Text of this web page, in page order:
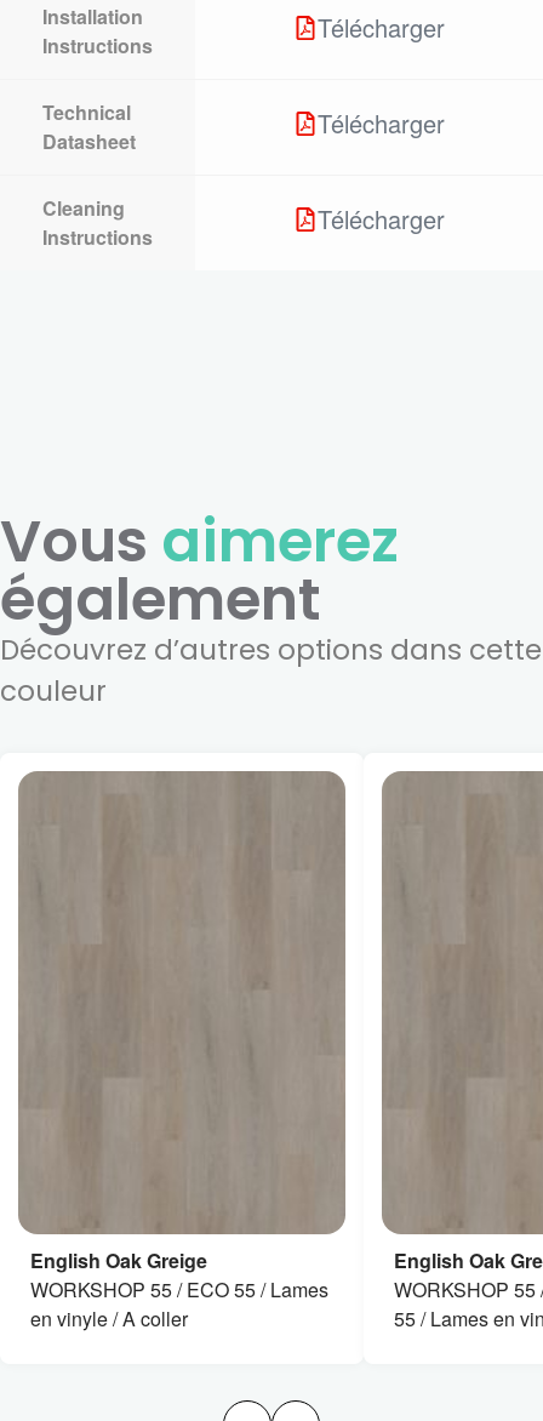
Installation
Instructions
Télécharger
Technical
Datasheet
Télécharger
Cleaning
Instructions
Télécharger
Vous aimerez
également
Découvrez d’autres options dans cette
couleur
English Oak Greige
WORKSHOP 55 / ECO 55 / Lames
en vinyle / A coller
English Oak
WORKSHOP
55 / Lames en